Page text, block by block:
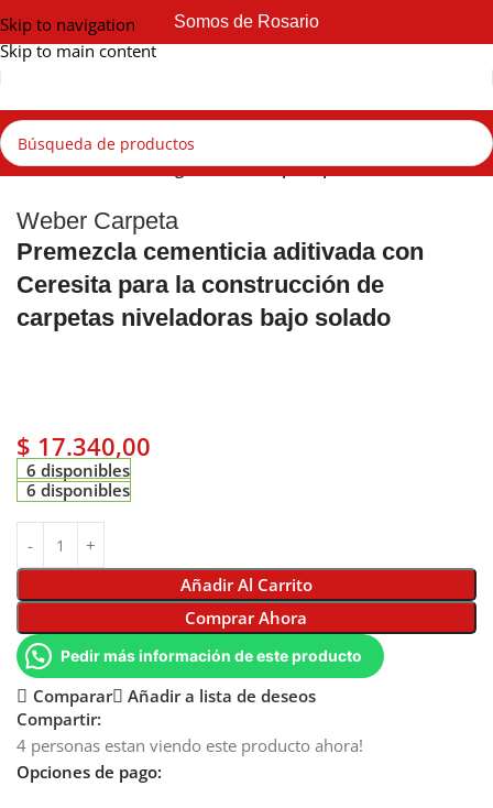
Skip to navigation
Skip to main content
Somos de Rosario
Inicio Weber Flooring - Productos para pisos
Weber Carpeta
Premezcla cementicia aditivada con
Ceresita para la construcción de
carpetas niveladoras bajo solado
$ 17.340,00
6 disponibles
6 disponibles
Añadir Al Carrito
Comprar Ahora
Pedir más información de este producto
Comparar
Añadir a lista de deseos
Compartir:
4 personas estan viendo este producto ahora!
Opciones de pago: